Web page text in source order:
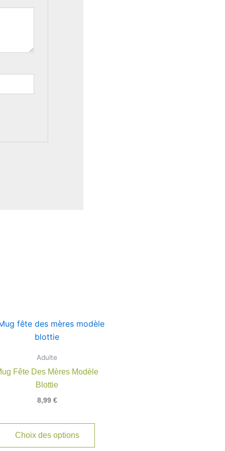
Adulte
Fête Des Mères Modèle
Blottie
8,99 €
Choix des options